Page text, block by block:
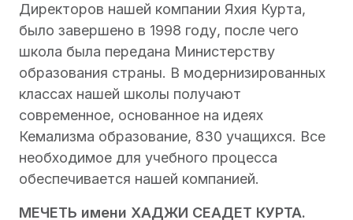
Директоров нашей компании Яхия Курта,
было завершено в 1998 году, после чего
школа была передана Министерству
образования страны. В модернизированных
классах нашей школы получают
современное, основанное на идеях
Кемализма образование, 830 учащихся. Все
необходимое для учебного процесса
обеспечивается нашей компанией.
МЕЧЕТЬ имени ХАДЖИ СЕАДЕТ КУРТА.